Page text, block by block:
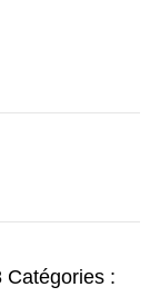
Catégories :